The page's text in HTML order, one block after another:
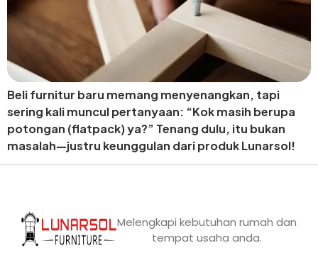
Beli furnitur baru memang menyenangkan, tapi
sering kali muncul pertanyaan: “Kok masih berupa
potongan (flatpack) ya?” Tenang dulu, itu bukan
masalah—justru keunggulan dari produk Lunarsol!
Melengkapi kebutuhan rumah dan
tempat usaha anda.